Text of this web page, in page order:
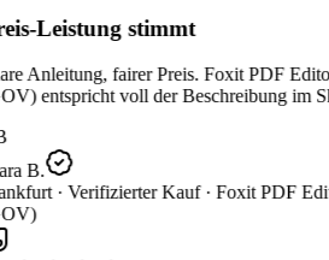
Leistung stimmt
Anleitung, fairer Preis. Foxit PDF
entspricht voll der Beschreibung im
B.
· Verifizierter Kauf · Foxit PDF